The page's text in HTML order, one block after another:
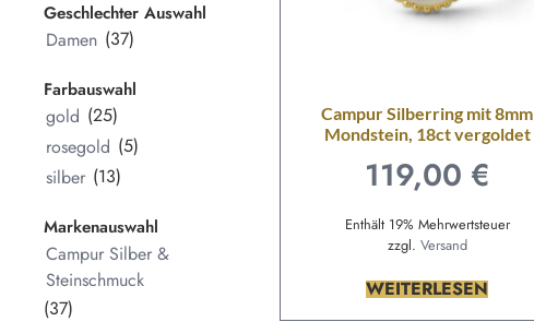
Geschlechter Auswahl
Damen (37)
Farbauswahl
gold (25)
rosegold (5)
silber (13)
Markenauswahl
Campur Silber &
Steinschmuck
(37)
Campur Silberring mit 8mm
Mondstein, 18ct vergoldet
119,00 €
Enthält 19% Mehrwertsteuer
zzgl. Versand
WEITERLESEN